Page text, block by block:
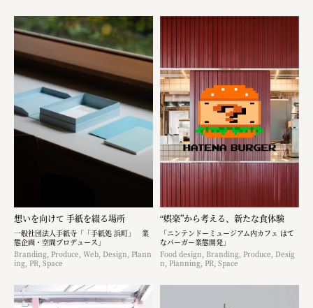
想いを向けて 手紙を綴る場所
一般社団法人手紙寺「「手紙処 浜町」 業
態企画・空間プロデュース」
Branding, Produce, Web, Design, Plann
ing, PR, Space
“娯楽”から考える、新たな食体験
「ニンテンドーミュージアム内カフェ はて
なバーガー業態開発」
Food design, Branding, Produce, Desig
n, Planning, PR, Space